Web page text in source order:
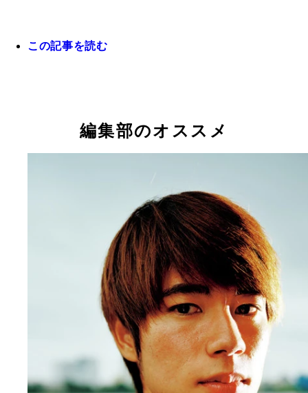
だしたという ©ファーストトラック株式会社
昨年の１０月、代表チームの合宿を行なったオー
この記事を読む
編集部のオススメ